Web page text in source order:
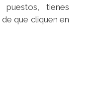
puestos, tienes
que cliquen en